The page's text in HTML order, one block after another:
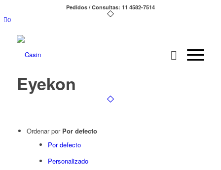
Pedidos / Consultas: 11 4582-7514
0
Eyekon
Ordenar por Por defecto
Por defecto
Personalizado